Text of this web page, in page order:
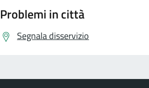
Problemi in città
Segnala disservizio